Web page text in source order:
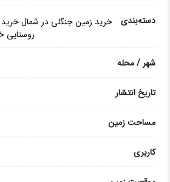
دسته‌بندی خرید زمین جنگلی در شمال
روستایی
شهر / محله
تاریخ انتشار
مساحت زمین
کاربری